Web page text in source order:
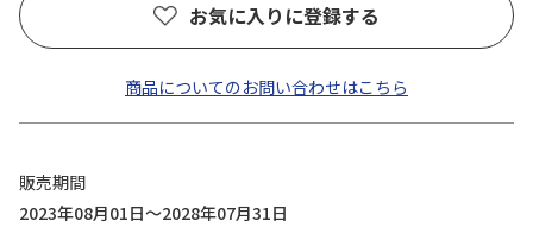
お気に入りに登録する
商品についてのお問い合わせはこちら
販売期間
2023年08月01日～2028年07月31日